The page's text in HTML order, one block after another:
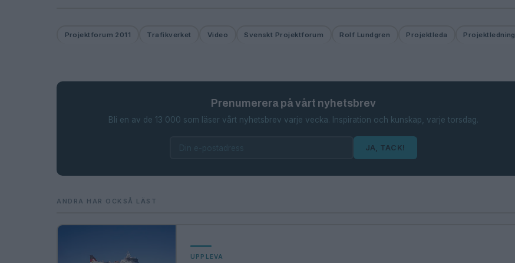
Projektforum 2011 Trafikverket Video Svenskt Projektforum Rolf Lundgren Projektleda Projektledning
Prenumerera på vårt nyhetsbrev
Bli en av de 13 000 som läser vårt nyhetsbrev varje vecka. Inspiration och kunskap, varje torsdag.
JA, TACK!
ANDRA HAR OCKSÅ LÄST
UPPLEVA